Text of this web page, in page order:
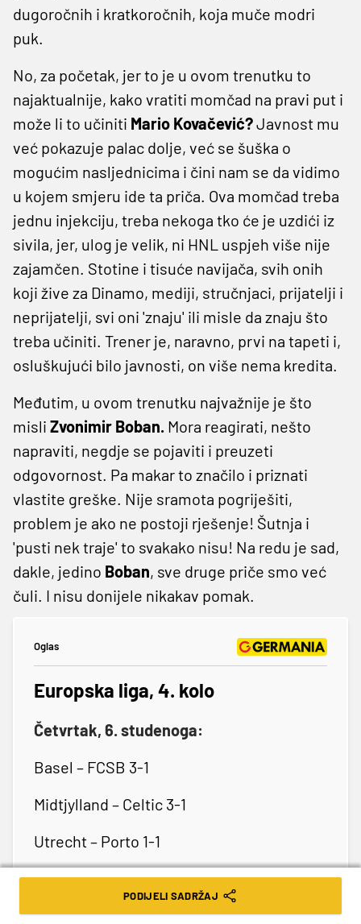
dugoročnih i kratkoročnih, koja muče modri
puk.
No, za početak, jer to je u ovom trenutku to
najaktualnije, kako vratiti momčad na pravi put i
može li to učiniti Mario Kovačević?Javnost mu
već pokazuje palac dolje, već se šuška o
mogućim nasljednicima i čini nam se da vidimo
u kojem smjeru ide ta priča. Ova momčad treba
jednu injekciju, treba nekoga tko će je uzdići iz
sivila, jer, ulog je velik, ni HNL uspjeh više nije
zajamčen. Stotine i tisuće navijača, svih onih
koji žive za Dinamo, mediji, stručnjaci, prijatelji i
neprijatelji, svi oni 'znaju' ili misle da znaju što
treba učiniti. Trener je, naravno, prvi na tapeti i,
osluškujući bilo javnosti, on više nema kredita.
Međutim, u ovom trenutku najvažnije je što
misli Zvonimir Boban. Mora reagirati, nešto
napraviti, negdje se pojaviti i preuzeti
odgovornost. Pa makar to značilo i priznati
vlastite greške. Nije sramota pogriješiti,
problem je ako ne postoji rješenje! Šutnja i
'pusti nek traje' to svakako nisu! Na redu je sad,
dakle, jedino Boban, sve druge priče smo već
čuli. I nisu donijele nikakav pomak.
Oglas
Europska liga, 4. kolo
Četvrtak, 6. studenoga:
Basel – FCSB 3-1
Midtjylland – Celtic 3-1
Utrecht – Porto 1-1
C. zvezda – Lille 1-0
Dinamo – Celta 0-3
PODIJELI SADRŽAJ